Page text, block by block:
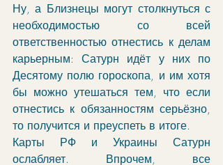
Ну, а Близнецы могут столкнуться с
необходимостью со всей
ответственностью отнестись к делам
карьерным: Сатурн идёт у них по
Десятому полю гороскопа, и им хотя
бы можно утешаться тем, что если
отнестись к обязанностям серьёзно,
то получится и преуспеть в итоге.
Карты РФ и Украины Сатурн
ослабляет. Впрочем, все